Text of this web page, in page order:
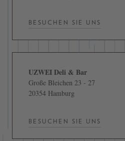
BESUCHEN SIE UNS
UZWEI Deli & Bar
Große Bleichen 23 - 27
20354 Hamburg
BESUCHEN SIE UNS